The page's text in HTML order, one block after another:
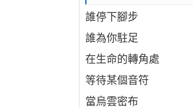
誰停下腳步
誰為你駐足
在生命的轉角處
等待某個音符
當烏雲密布